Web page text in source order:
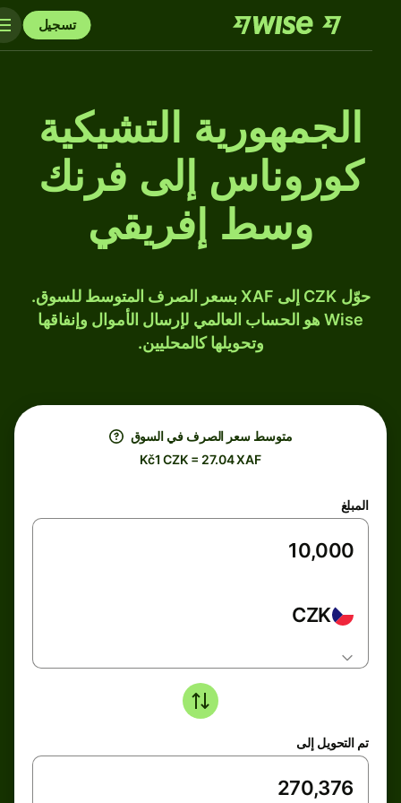
تسجيل
الجمهورية التشيكية
كوروناس إلى فرنك
وسط إفريقي
حوّل CZK إلى XAF بسعر الصرف المتوسط للسوق.
Wise هو الحساب العالمي لإرسال الأموال وإنفاقها
وتحويلها كالمحليين.
متوسط ​​سعر الصرف في السوق
Kč1 CZK = 27.04 XAF
المبلغ
CZK
تم التحويل إلى